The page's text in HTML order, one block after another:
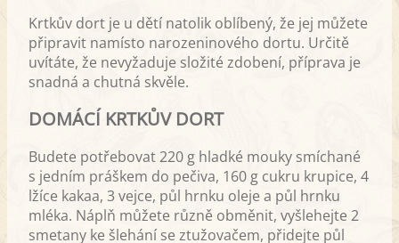
Krtkův dort je u dětí natolik oblíbený, že jej můžete
připravit namísto narozeninového dortu. Určitě
uvítáte, že nevyžaduje složité zdobení, příprava je
snadná a chutná skvěle.
DOMÁCÍ KRTKŮV DORT
Budete potřebovat 220 g hladké mouky smíchané
s jedním práškem do pečiva, 160 g cukru krupice, 4
lžíce kakaa, 3 vejce, půl hrnku oleje a půl hrnku
mléka. Náplň můžete různě obměnit, vyšlehejte 2
smetany ke šlehání se ztužovačem, přidejte půl